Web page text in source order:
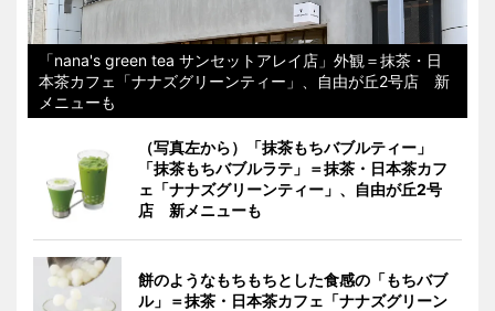
「nana's green tea サンセットアレイ店」外観＝抹茶・日
本茶カフェ「ナナズグリーンティー」、自由が丘2号店 新
メニューも
（写真左から）「抹茶もちバブルティー」
「抹茶もちバブルラテ」＝抹茶・日本茶カフ
ェ「ナナズグリーンティー」、自由が丘2号
店 新メニューも
餅のようなもちもちとした食感の「もちバブ
ル」＝抹茶・日本茶カフェ「ナナズグリーン